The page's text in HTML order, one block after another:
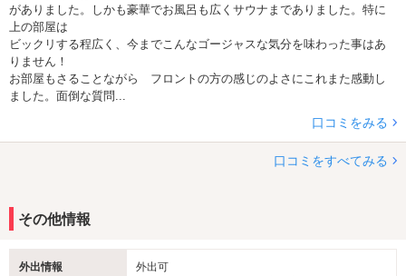
がありました。しかも豪華でお風呂も広くサウナまでありました。特に
上の部屋は
ビックリする程広く、今までこんなゴージャスな気分を味わった事はあ
りません！
お部屋もさることながら フロントの方の感じのよさにこれまた感動し
ました。面倒な質問...
口コミをみる
口コミをすべてみる
その他情報
外出情報
外出可